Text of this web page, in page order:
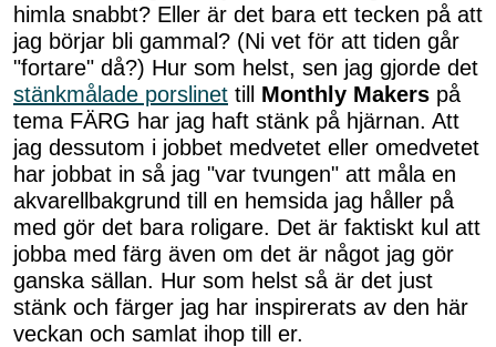
seconds
himla snabbt? Eller är det bara ett tecken på att
jag börjar bli gammal? (Ni vet för att tiden går
"fortare" då?) Hur som helst, sen jag gjorde det
stänkmålade porslinet till Monthly Makers på
tema FÄRG har jag haft stänk på hjärnan. Att
jag dessutom i jobbet medvetet eller omedvetet
har jobbat in så jag "var tvungen" att måla en
akvarellbakgrund till en hemsida jag håller på
med gör det bara roligare. Det är faktiskt kul att
jobba med färg även om det är något jag gör
ganska sällan. Hur som helst så är det just
stänk och färger jag har inspirerats av den här
veckan och samlat ihop till er.